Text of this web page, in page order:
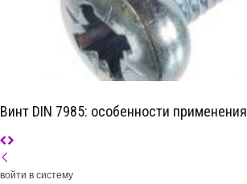
Винт DIN 7985: особенности применения
войти в систему